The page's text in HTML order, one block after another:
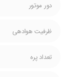
دور موتور
ظرفیت هوادهی
تعداد پره